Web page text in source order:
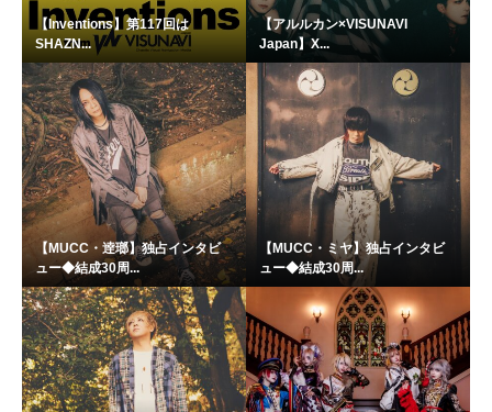
【Inventions】第117回は
SHAZN...
【アルルカン×VISUNAVI
Japan】X...
【MUCC・逹瑯】独占インタビ
ュー◆結成30周...
【MUCC・ミヤ】独占インタビ
ュー◆結成30周...